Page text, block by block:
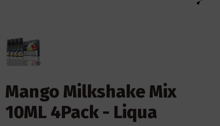
Mango Milkshake Mix
10ML 4Pack - Liqua